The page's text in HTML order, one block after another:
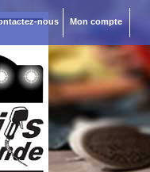
Mon compte
nous